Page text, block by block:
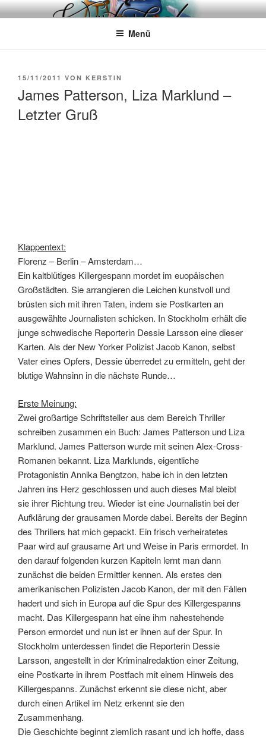
Zum
InhaltWÖRTERKATZE
Von Büchern erzählen
Menü
VERÖFFENTLICHT
15/11/2011 VON KERSTIN
James Patterson, Liza Marklund –
Letzter Gruß
Klappentext:
Florenz – Berlin – Amsterdam…
Ein kaltblütiges Killergespann mordet im euopäischen
Großstädten. Sie arrangieren die Leichen kunstvoll und
brüsten sich mit ihren Taten, indem sie Postkarten an
ausgewählte Journalisten schicken. In Stockholm erhält die
junge schwedische Reporterin Dessie Larsson eine dieser
Karten. Als der New Yorker Polizist Jacob Kanon, selbst
Vater eines Opfers, Dessie überredet zu ermitteln, geht der
blutige Wahnsinn in die nächste Runde…
Erste Meinung:
Zwei großartige Schriftsteller aus dem Bereich Thriller
schreiben zusammen ein Buch: James Patterson und Liza
Marklund. James Patterson wurde mit seinen Alex-Cross-
Romanen bekannt. Liza Marklunds, eigentliche
Protagonistin Annika Bengtzon, habe ich in den letzten
Jahren ins Herz geschlossen und auch dieses Mal bleibt
sie ihrer Richtung treu. Wieder ist eine Journalistin bei der
Aufklärung der grausamen Morde dabei. Bereits der Beginn
des Thrillers hat mich gepackt. Ein frisch verheiratetes
Paar wird auf grausame Art und Weise in Paris ermordet. In
den darauf folgenden kurzen Kapiteln lernt man dann
zunächst die beiden Ermittler kennen. Als erstes den
amerikanischen Polizisten Jacob Kanon, der mit den Fällen
hadert und sich in Europa auf die Spur des Killergespanns
macht. Das Killergespann hat eine ihm nahestehende
Person ermordet und nun ist er ihnen auf der Spur. In
Stockholm unterdessen findet die Reporterin Dessie
Larsson, angestellt in der Kriminalredaktion einer Zeitung,
eine Postkarte in ihrem Postfach mit einem Hinweis des
Killergespanns. Zunächst erkennt sie diese nicht, aber
durch einen Artikel im Netz erkennt sie den
Zusammenhang.
Die Geschichte beginnt ziemlich rasant und ich hoffe, dass